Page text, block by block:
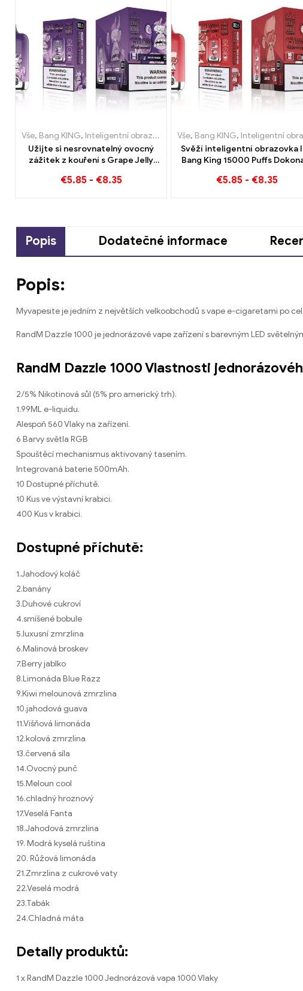
Vše, Bang KING, Inteligentní obrazovka Bang King 15000 Puff ,
Užijte si nesrovnatelný ovocný
zážitek z kouření s Grape Jelly
Puff
€5.85 - €8.35
Vše, Bang KING, Inteligentní obrazovka Bang King 15000
Svěží inteligentní obrazovka
Bang King 15000 Puffs
máty
€5.85 - €8.35
Popis Dodatečné informace
Popis:
Myvapesite je jedním z největších velkoobchodů s vape e-cigaretami po
RandM Dazzle 1000 je jednorázové vape zařízení s barevným LED
RandM Dazzle 1000 Vlastnosti
2/5% Nikotinová sůl (5% pro americký trh).
1.99ML e-liquidu.
Alespoň 560 Vlaky na zařízení.
6 Barvy světla RGB
Spouštěcí mechanismus aktivovaný tasením.
Integrovaná baterie 500mAh.
10 Dostupné příchutě.
10 Kus ve výstavní krabici.
400 Kus v krabici.
Dostupné příchutě:
1.Jahodový koláč
2.banány
3.Duhové cukroví
4.smíšené bobule
5.luxusní zmrzlina
6.Malinová broskev
7.Berry jablko
8.Limonáda Blue Razz
9.Kiwi melounová zmrzlina
10.jahodová guava
11.Višňová limonáda
12.kolová zmrzlina
13.červená síla
14.Ovocný punč
15.Meloun cool
16.chladný hroznový
17.Veselá Fanta
18.Jahodová zmrzlina
19. Modrá kyselá ruština
20. Růžová limonáda
21.Zmrzlina z cukrové vaty
22.Veselá modrá
23.Tabák
24.Chladná máta
Detaily produktů:
1 x RandM Dazzle 1000 Jednorázová vapa 1000 Vlaky